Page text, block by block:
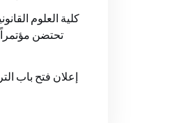
كلية العلوم
تحتضن
إعلان فتح باب